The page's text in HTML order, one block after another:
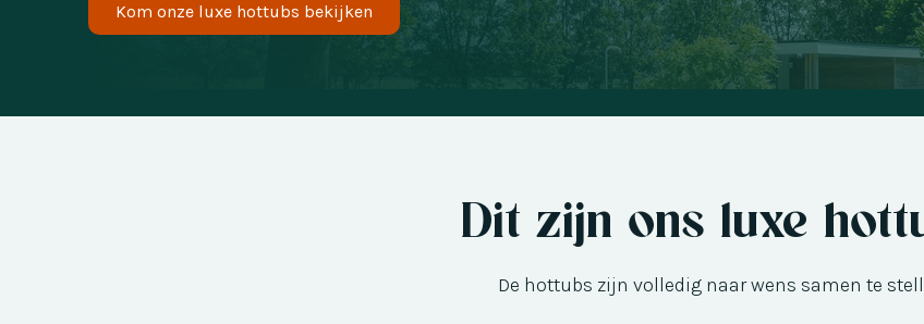
Kom onze luxe hottubs bekijken
Dit zijn ons luxe
De hottubs zijn volledig naar wens samen te